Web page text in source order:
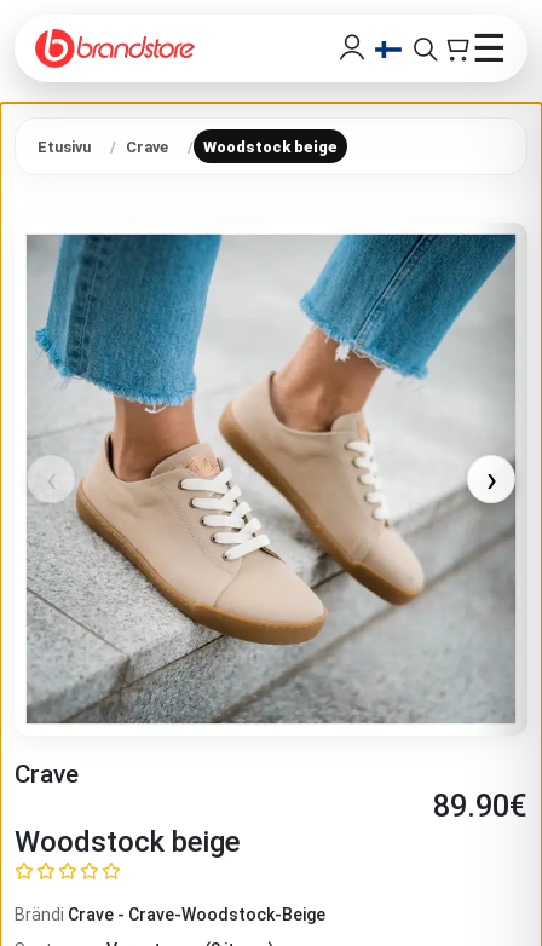
☰
Etusivu Crave Woodstock beige
‹ ›
Crave
89.90€
Woodstock beige
Brändi Crave - Crave-Woodstock-Beige